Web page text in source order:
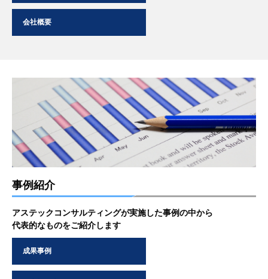
会社概要
事例紹介
アステックコンサルティングが実施した事例の中から
代表的なものをご紹介します
成果事例